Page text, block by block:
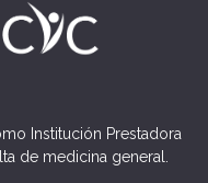
Institución Prestadora
de medicina general.